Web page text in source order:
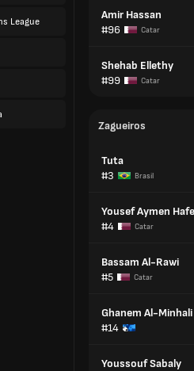
League
Amir Hassan
#96
Catar
Shehab Ellethy
#99
Catar
Zagueiros
Tuta
#3
Brasil
Yousef Aymen
#4
Catar
Bassam Al-Rawi
#5
Catar
Ghanem Al-Minhali
#14
Youssouf Sabaly